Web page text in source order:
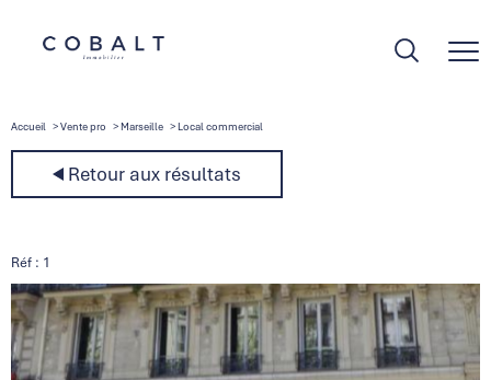
Accueil Vente pro Marseille Local commercial
Retour aux résultats
Réf : 1